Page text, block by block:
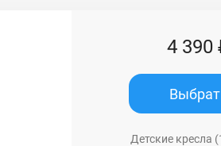
4 390
Детские кресла